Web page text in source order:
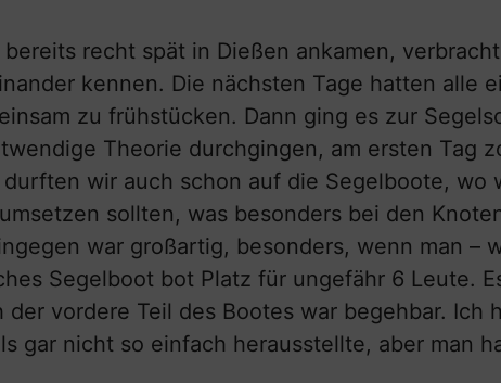
bereits recht spät in Dießen ankamen,
kennen. Die nächsten Tage hatten alle
zu frühstücken. Dann ging es zur
Theorie durchgingen, am ersten Tag
wir auch schon auf die Segelboote, wo
sollten, was besonders bei den
war großartig, besonders, wenn man –
Segelboot bot Platz für ungefähr 6 Leute.
der vordere Teil des Bootes war begehbar. Ich
gar nicht so einfach herausstellte, aber man